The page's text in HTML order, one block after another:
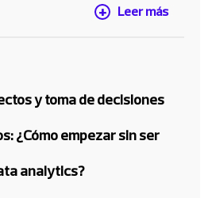
Leer más
y toma de decisiones
¿Cómo empezar sin ser
analytics?